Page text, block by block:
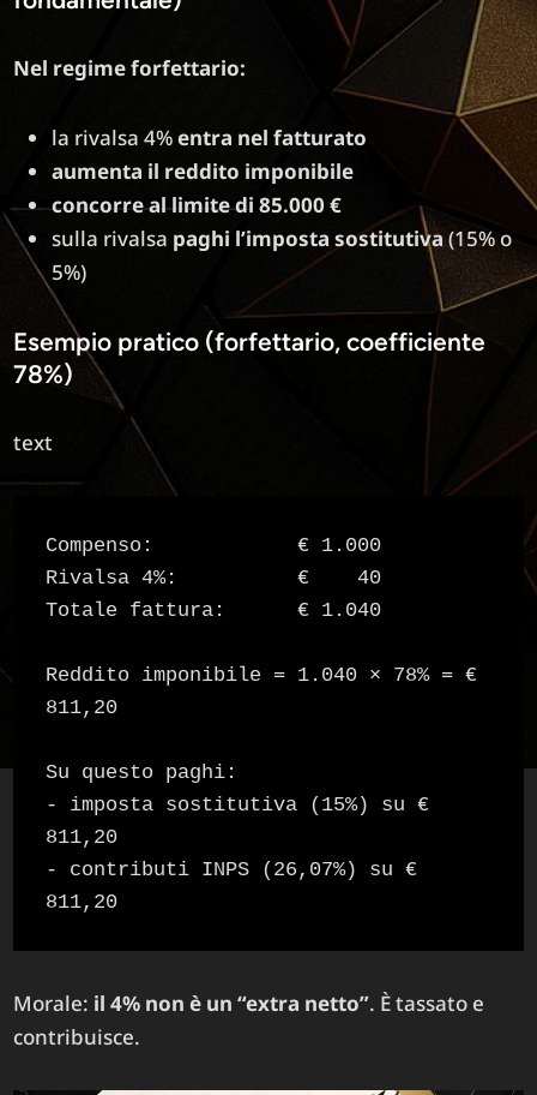
Nel regime forfettario:
la rivalsa 4%entra nel fatturato
aumenta il reddito imponibile
concorre al limite di 85.000 €
sulla rivalsa paghi l’imposta sostitutiva (15% o
5%)
Esempio pratico (forfettario, coefficiente
78%)
text
Compenso:            € 1.000
Rivalsa 4%:          €    40
Totale fattura:      € 1.040
Reddito imponibile = 1.040 × 78% = €
811,20
Su questo paghi:
- imposta sostitutiva (15%) su €
811,20
- contributi INPS (26,07%) su €
811,20
Morale: il 4% non è un “extra netto”. È tassato e
contribuisce.